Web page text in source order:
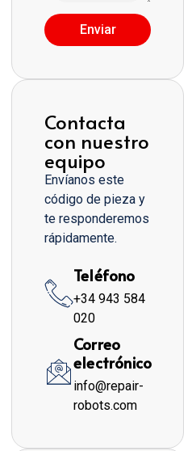
Enviar
Contacta
con nuestro
equipo
Envíanos este
código de pieza y
te responderemos
rápidamente.
Teléfono
+34 943 584
020
Correo
electrónico
info@repair-
robots.com